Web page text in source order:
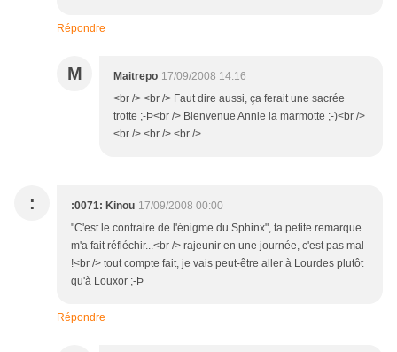
Répondre
M Maitrepo 17/09/2008 14:16
<br /> <br /> Faut dire aussi, ça ferait une sacrée
trotte ;-Þ<br /> Bienvenue Annie la marmotte ;-)<br />
<br /> <br /> <br />
: :0071: Kinou 17/09/2008 00:00
"C'est le contraire de l'énigme du Sphinx", ta petite remarque
m'a fait réfléchir...<br /> rajeunir en une journée, c'est pas mal
!<br /> tout compte fait, je vais peut-être aller à Lourdes plutôt
qu'à Louxor ;-Þ
Répondre